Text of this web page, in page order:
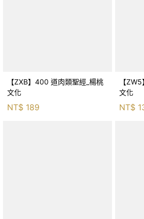
【ZXB】400 道肉類聖經_楊桃
文化
NT$ 189
【
文化
NT$